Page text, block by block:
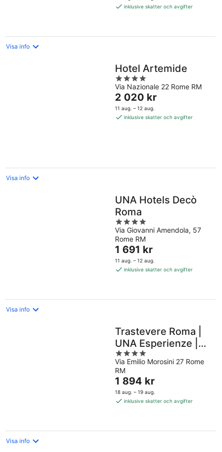
2 042 kr
inklusive skatter och avgifter
Visa info
Hotel Artemide
4
out
of
5
Via Nazionale 22 Rome RM
Priset
är
2 020 kr
2 020 kr
11 aug. – 12 aug.
inklusive skatter och avgifter
Visa info
UNA Hotels Decò
Roma
4
out
of
5
Via Giovanni Amendola, 57
Rome RM
Priset
är
1 691 kr
1 691 kr
11 aug. – 12 aug.
inklusive skatter och avgifter
Visa info
Trastevere Roma |
UNA Esperienze |
Preferred Hotels
and Resorts
4
out
of
5
Via Emilio Morosini 27 Rome
RM
Priset
är
1 894 kr
1 894 kr
18 aug. – 19 aug.
inklusive skatter och avgifter
Visa info